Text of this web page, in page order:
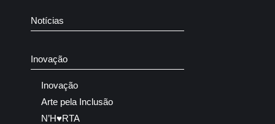
Notícias
Inovação
Inovação
Arte pela Inclusão
N’H♥RTA